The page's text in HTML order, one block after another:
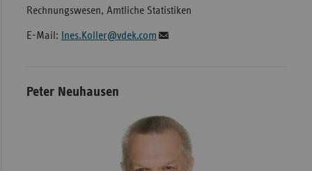
Rechnungswesen, Amtliche Statistiken
E-Mail: Ines.Koller@vdek.com
Peter Neuhausen